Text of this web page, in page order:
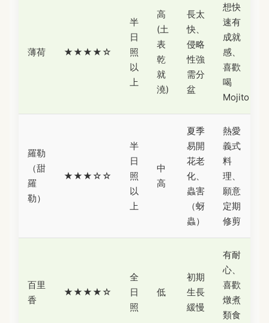
薄荷 ★★★★☆
半
日
照
以
上
高
(土
表
乾
就
澆)
長太
快、
侵略
性強
需分
盆
想快
速有
成就
感、
喜歡
喝
Mojito
羅勒
（甜
羅
勒）
★★★☆☆
半
日
照
以
上
中
高
夏季
易開
花老
化、
蟲害
（蚜
蟲）
熱愛
義式
料
理、
願意
定期
修剪
百里
香
★★★★☆
全
日
照
低
初期
生長
緩慢
有耐
心、
喜歡
燉煮
類食